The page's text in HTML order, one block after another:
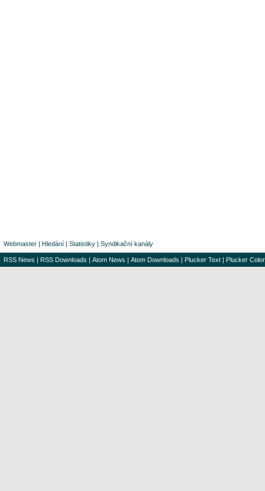
Webmaster | Hledání | Statistiky | Syndikační kanály
RSS News | RSS Downloads | Atom News | Atom Downloads | Plucker Text | Plucker Color